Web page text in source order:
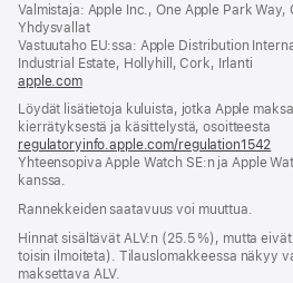
Valmistaja: Apple Inc., One Apple Park
Yhdysvallat
Vastuutaho EU:ssa: Apple Distribution
Industrial Estate, Hollyhill, Cork, Irlanti
apple.com(avautuu
uuteen
ikkunaan)
Löydät lisätietoja kuluista, jotka Apple
kierrätyksestä ja käsittelystä, osoitteesta
regulatoryinfo.apple.com/regulation1542
Yhteensopiva Apple Watch SE:n ja Apple
kanssa.
Rannekkeiden saatavuus voi muuttua.
Hinnat sisältävät ALV:n (25.5 %), mutta
toisin ilmoiteta). Tilauslomakkeessa näkyy
maksettava ALV.